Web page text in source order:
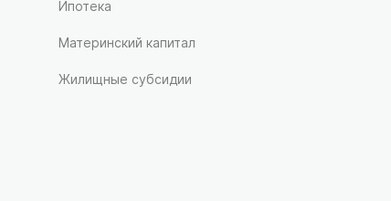
Ипотека
Материнский капитал
Жилищные субсидии